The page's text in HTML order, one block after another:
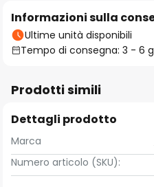
Informazioni sulla
Ultime unità disponibili
Tempo di consegna: 3 - 6
Prodotti simili
Dettagli prodotto
Marca
Numero articolo (SKU):